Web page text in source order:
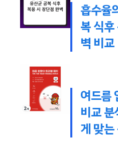
흡수율
복 식
벽 비교
여드름
비교
게 맞